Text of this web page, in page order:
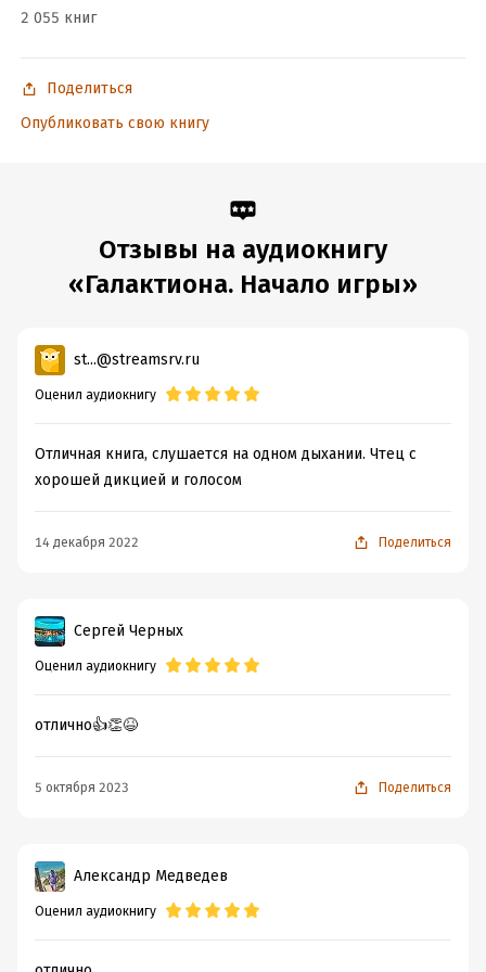
Год издания:
2 055 книг
Поделиться
Опубликовать свою книгу
Отзывы на аудиокнигу
«Галактиона. Начало игры»
st...@streamsrv.ru
Оценил аудиокнигу
Отличная книга, слушается на одном дыхании. Чтец с
хорошей дикцией и голосом
14 декабря 2022 Поделиться
Сергей Черных
Оценил аудиокнигу
отлично👍👏😆
5 октября 2023 Поделиться
Александр Медведев
Оценил аудиокнигу